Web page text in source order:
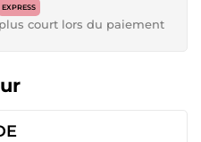
EXPRESS
court lors du paiement